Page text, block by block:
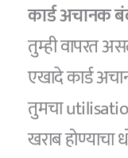
कार्ड अचानक
तुम्ही वापरत
एखादे कार्ड
तुमचा
खराब होण्याचा